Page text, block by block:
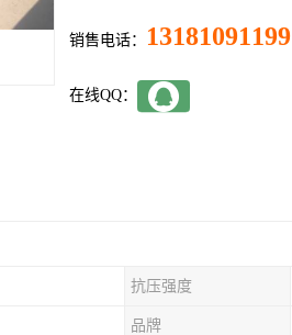
销售电话： 13181091199
在线QQ：
抗压强度
品牌